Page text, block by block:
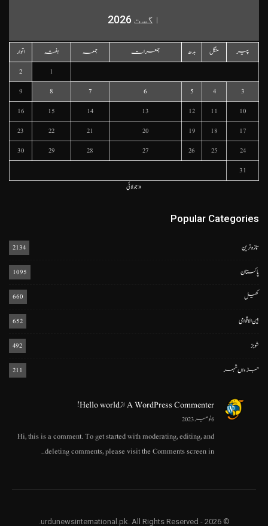
اگست 2026
پیر منگل بدھ جمعرات جمعہ ہفتہ
اتوار
1
2
3
4
5
6
7
8
9
10
11
12
13
14
15
16
17
18
19
20
21
22
23
24
25
26
27
28
29
30
31
« جولائی
Popular Categories
تازہ ترین 2134
پاکستان 1095
کھیل 660
بین الاقوامی 652
شوبز 492
جڑواں شہر 211
A WordPress CommenterازHello world!
6 نومبر 2023
Hi, this is a comment. To get started with moderating, editing, and
deleting comments, please visit the Comments screen in…
© 2026 - urdunewsinternational.pk. All Rights Reserved.